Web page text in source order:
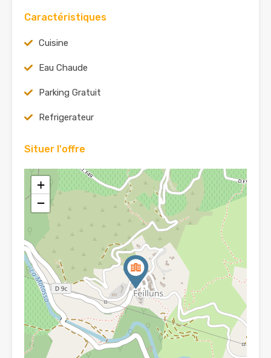
Caractéristiques
Cuisine
Eau Chaude
Parking Gratuit
Refrigerateur
Situer l'offre
+
−